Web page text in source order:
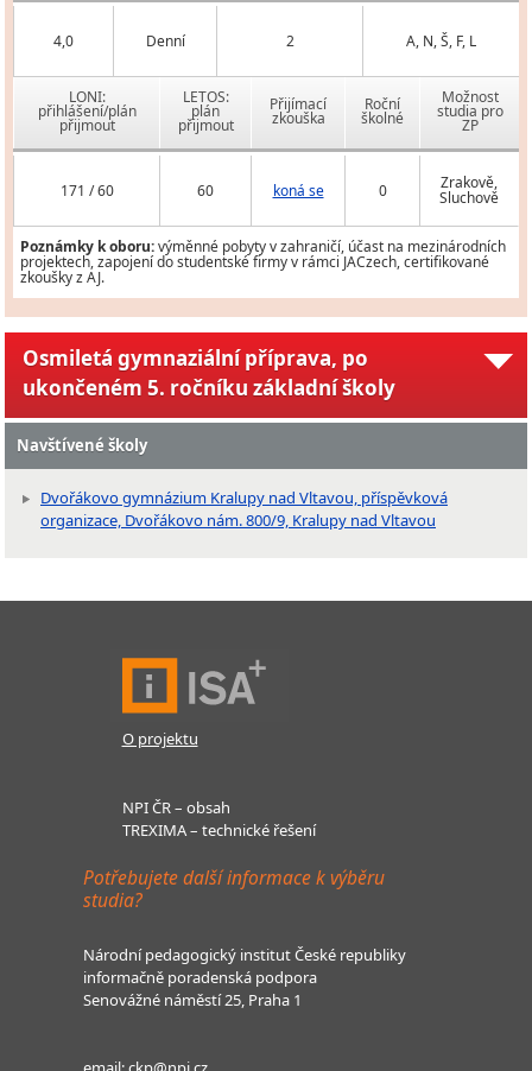
4,0 Denní 2 A, N, Š, F, L
LONI:
přihlášení/plán
přijmout
LETOS:
plán
přijmout
Přijímací
zkouška
Roční
školné
Možnost
studia pro
ZP
171 / 60 60 koná se 0 Zrakově,
Sluchově
Poznámky k oboru:výměnné pobyty v zahraničí, účast na mezinárodních
projektech, zapojení do studentské firmy v rámci JACzech, certifikované
zkoušky z AJ.
Osmiletá gymnaziální příprava, po
ukončeném 5. ročníku základní školy
Navštívené školy
Dvořákovo gymnázium Kralupy nad Vltavou, příspěvková
organizace, Dvořákovo nám. 800/9, Kralupy nad Vltavou
O projektu
NPI ČR – obsah
TREXIMA – technické řešení
Potřebujete další informace k výběru
studia?
Národní pedagogický institut České republiky
informačně poradenská podpora
Senovážné náměstí 25, Praha 1